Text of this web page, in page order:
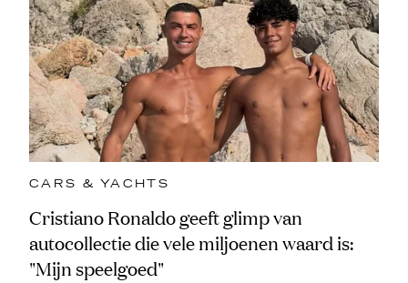
CARS & YACHTS
Cristiano Ronaldo geeft glimp van
autocollectie die vele miljoenen waard is:
"Mijn speelgoed"